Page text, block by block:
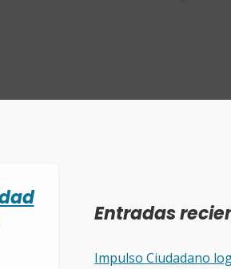
Entradas
Impulso Ciudadano